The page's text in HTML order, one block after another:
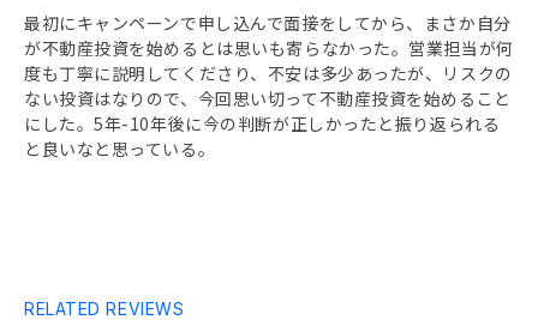
最初にキャンペーンで申し込んで面接をしてから、まさか自分
が不動産投資を始めるとは思いも寄らなかった。営業担当が何
度も丁寧に説明してくださり、不安は多少あったが、リスクの
ない投資はなりので、今回思い切って不動産投資を始めること
にした。5年-10年後に今の判断が正しかったと振り返られる
と良いなと思っている。
RELATED REVIEWS